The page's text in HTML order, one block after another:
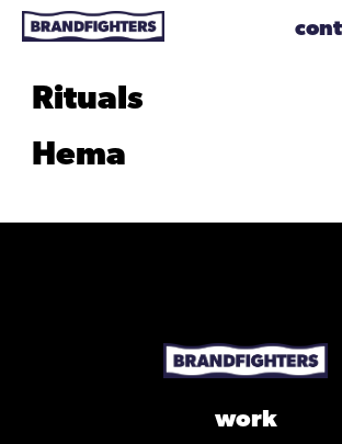
Cornetto
Rituals
Hema
work